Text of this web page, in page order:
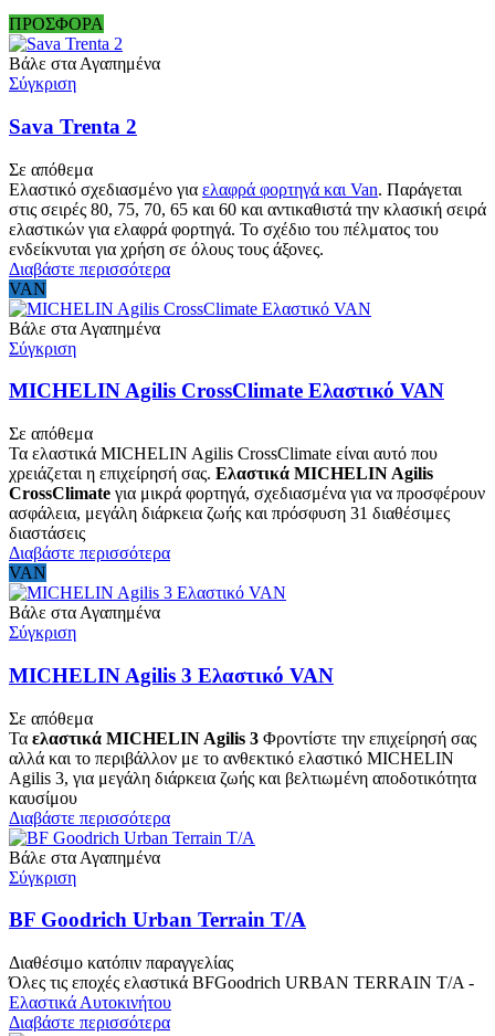
ΠΡΟΣΦΟΡΑ
Βάλε στα Αγαπημένα
Σύγκριση
Sava Trenta 2
Σε απόθεμα
Ελαστικό σχεδιασμένο για ελαφρά φορτηγά και Van. Παράγεται
στις σειρές 80, 75, 70, 65 και 60 και αντικαθιστά την κλασική σειρά
ελαστικών για ελαφρά φορτηγά. Το σχέδιο του πέλματος του
ενδείκνυται για χρήση σε όλους τους άξονες.
Διαβάστε περισσότερα
VAN
Βάλε στα Αγαπημένα
Σύγκριση
MICHELIN Agilis CrossClimate Ελαστικό VAN
Σε απόθεμα
Τα ελαστικά MICHELIN Agilis CrossClimate είναι αυτό που
χρειάζεται η επιχείρησή σας. Ελαστικά MICHELIN Agilis
CrossClimate για μικρά φορτηγά, σχεδιασμένα για να προσφέρουν
ασφάλεια, μεγάλη διάρκεια ζωής και πρόσφυση 31 διαθέσιμες
διαστάσεις
Διαβάστε περισσότερα
VAN
Βάλε στα Αγαπημένα
Σύγκριση
MICHELIN Agilis 3 Ελαστικό VAN
Σε απόθεμα
Τα ελαστικά MICHELIN Agilis 3 Φροντίστε την επιχείρησή σας
αλλά και το περιβάλλον με το ανθεκτικό ελαστικό MICHELIN
Agilis 3, για μεγάλη διάρκεια ζωής και βελτιωμένη αποδοτικότητα
καυσίμου
Διαβάστε περισσότερα
Βάλε στα Αγαπημένα
Σύγκριση
BF Goodrich Urban Terrain T/A
Διαθέσιμο κατόπιν παραγγελίας
Όλες τις εποχές ελαστικά BFGoodrich URBAN TERRAIN T/A -
Ελαστικά Αυτοκινήτου
Διαβάστε περισσότερα